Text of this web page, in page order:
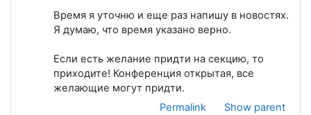
Время я уточню и еще раз напишу в новостях.
Я думаю, что время указано верно.
Если есть желание придти на секцию, то
приходите! Конференция открытая, все
желающие могут придти.
Permalink
Show parent